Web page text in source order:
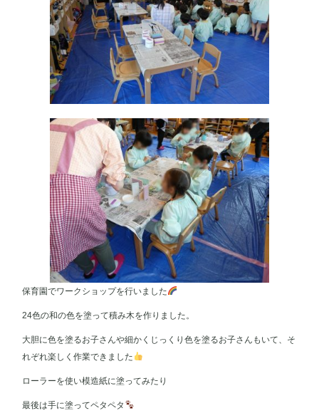
保育園でワークショップを行いました
24色の和の色を塗って積み木を作りました。
大胆に色を塗るお子さんや細かくじっくり色を塗るお子さんもいて、そ
れぞれ楽しく作業できました
ローラーを使い模造紙に塗ってみたり
最後は手に塗ってペタペタ